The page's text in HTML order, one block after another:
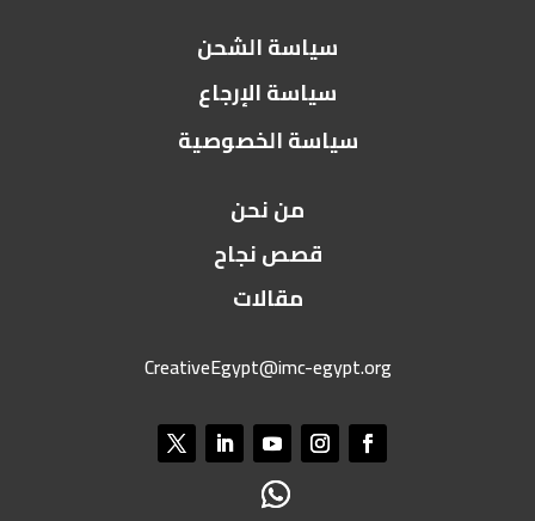
سياسة الشحن
سياسة الإرجاع
سياسة الخصوصية
من نحن
قصص نجاح
مقالات
CreativeEgypt@imc-egypt.org